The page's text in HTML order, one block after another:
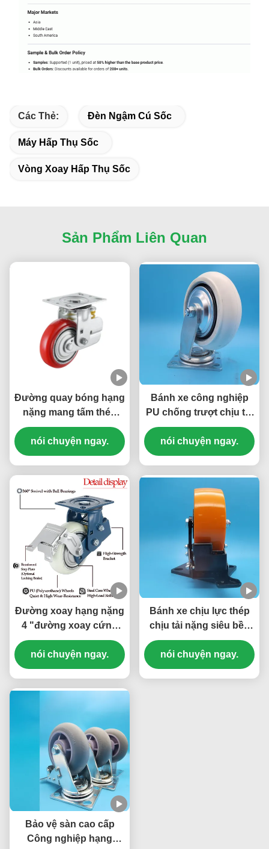
Các Thẻ: Đèn Ngậm Cú Sốc
Máy Hấp Thụ Sốc
Vòng Xoay Hấp Thụ Sốc
Sản Phẩm Liên Quan
Đường quay bóng hạng
nặng mang tấm thép
polyurethane PU
Đường quay 4'' kho
đơn cơ sở logistics
nói chuyện ngay.
Bánh xe công nghiệp
PU chống trượt chịu tải
nặng loại đơn 4 inch có
khóa xoay cho kho bãi
và logistics
nói chuyện ngay.
Đường xoay hạng nặng
4 "đường xoay cứng
Polyurethane đơn (PU)
Đường xoay bánh bóng
với vòng bi cho sử
nói chuyện ngay.
Bánh xe chịu lực thép
chịu tải nặng siêu bền
Polyurethane PU cho xe
đẩy chịu tải nặng
nói chuyện ngay.
Bảo vệ sàn cao cấp
Công nghiệp hạng